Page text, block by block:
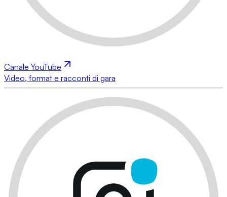
Canale YouTube
Video, format e racconti di gara